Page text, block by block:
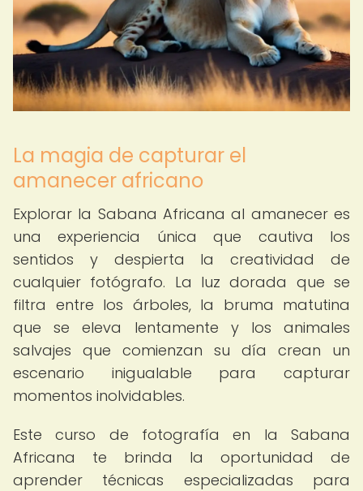
La magia de capturar el
amanecer africano
Explorar la Sabana Africana al amanecer es
una experiencia única que cautiva los
sentidos y despierta la creatividad de
cualquier fotógrafo. La luz dorada que se
filtra entre los árboles, la bruma matutina
que se eleva lentamente y los animales
salvajes que comienzan su día crean un
escenario inigualable para capturar
momentos inolvidables.
Este curso de fotografía en la Sabana
Africana te brinda la oportunidad de
aprender técnicas especializadas para